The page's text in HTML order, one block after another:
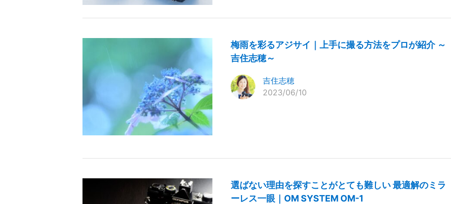
梅雨を彩るアジサイ｜上手に撮る方法をプロが紹介 ～
吉住志穂～
吉住志穂
2023/06/10
選ばない理由を探すことがとても難しい 最適解のミラ
ーレス一眼｜OM SYSTEM OM-1